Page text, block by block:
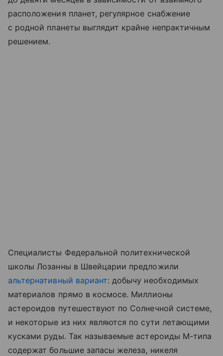
расположения планет, регулярное снабжение
с родной планеты выглядит крайне непрактичным
решением.
Специалисты Федеральной политехнической
школы Лозанны в Швейцарии предложили
альтернативный вариант: добычу необходимых
материалов прямо в космосе. Миллионы
астероидов путешествуют по Солнечной системе,
и некоторые из них являются по сути летающими
кусками руды. Так называемые астероиды М-типа
содержат большие запасы железа, никеля